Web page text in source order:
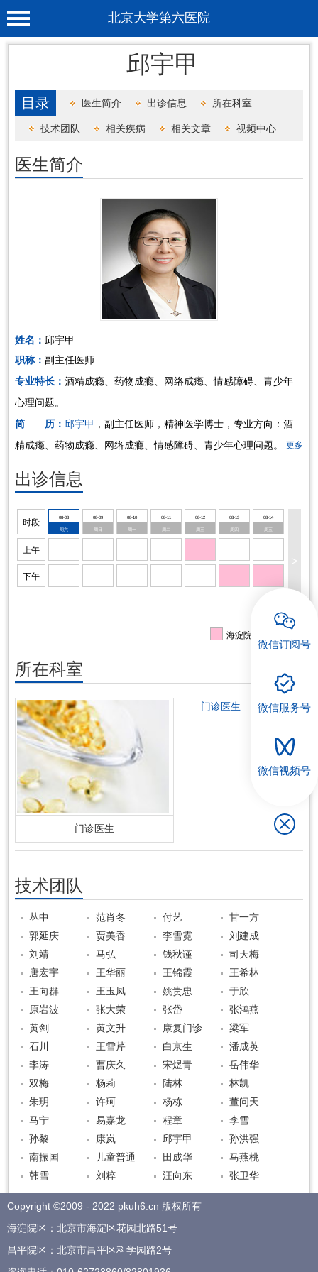
北京大学第六医院
首 页
工作动态
就诊服务
科学研究
教育培训
健康科普
合作支援
邱宇甲
目录 医生简介 出诊信息 所在科室
技术团队 相关疾病 相关文章 视频中心
医生简介
姓名： 邱宇甲
职称：副主任医师
专业特长：酒精成瘾、药物成瘾、网络成瘾、情感障碍、青少年
心理问题。
简 历： 邱宇甲 ，副主任医师，精神医学博士，专业方向：酒
精成瘾、药物成瘾、网络成瘾、情感障碍、青少年心理问题。
更多
出诊信息
时段
上午
下午
08-08
周六
08-09
周日
08-10
周一
08-11 08-12
周三
08-13
周四
08-14
周五
>
海淀院区出诊信息
所在科室
门诊医生
门诊医生
技术团队
丛中 范肖冬 付艺
甘一方
郭延庆
贾美香 李雪霓
刘建成
刘靖
马弘 钱秋谨
司天梅
唐宏宇
王华丽 王锦霞
王希林
王向群
王玉凤 姚贵忠
于欣
原岩波
张大荣 张岱
张鸿燕
黄剑
黄文升 康复门诊
梁军
石川
王雪芹 白京生
潘成英
李涛
曹庆久 宋煜青
岳伟华
双梅
杨莉 陆林
林凯
朱玥
许珂 杨栋
董问天
马宁
易嘉龙 程章
李雪
孙黎
康岚 邱宇甲
孙洪强
南振国
儿童普通 田成华
马燕桃
韩雪
刘粹 汪向东 张卫华
Copyright ©2009 - 2022 pkuh6.cn 版权所有
海淀院区：北京市海淀区花园北路51号
昌平院区：北京市昌平区科学园路2号
微信订阅号
微信服务号
微信视频号